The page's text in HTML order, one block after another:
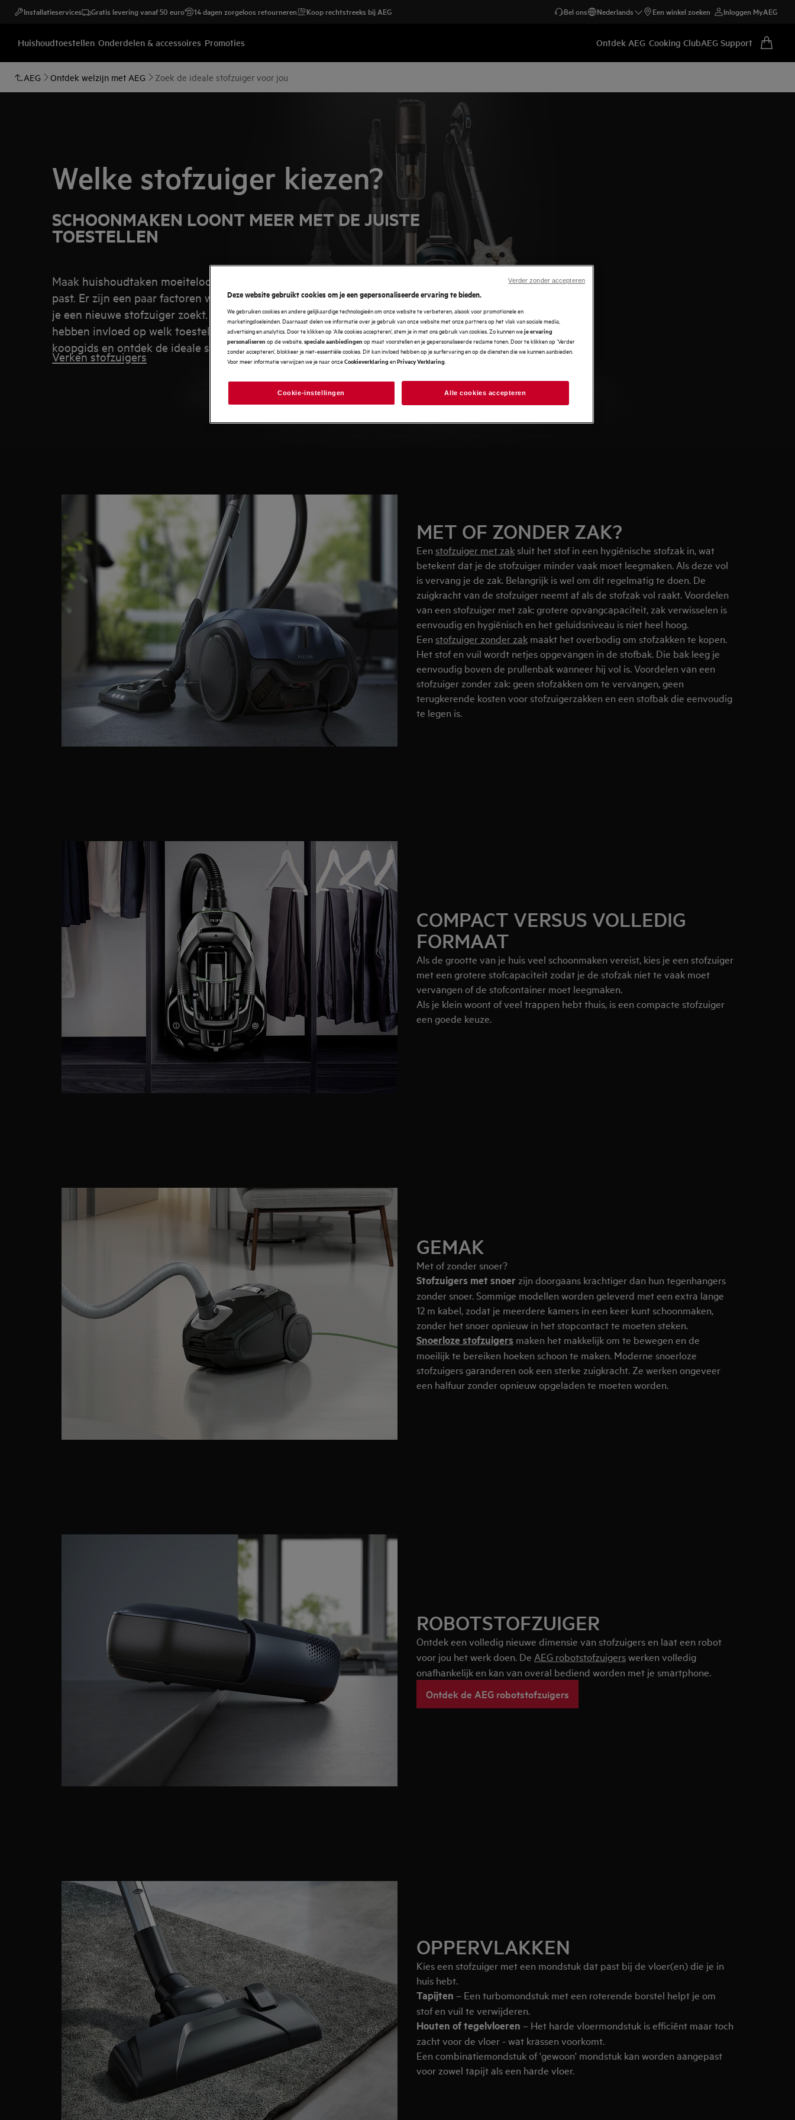
Installatieservices Gratis levering vanaf 50 euro 14 dagen zorgeloos retourneren Koop rechtstreeks bij AEG Bel ons Nederlands Een winkel zoeken Inloggen MyAEG
Huishoudtoestellen Onderdelen & accessoires Promoties Ontdek AEG Cooking ClubAEG Support
AEG Ontdek welzijn met AEG Zoek de ideale stofzuiger voor jou
Welke stofzuiger kiezen?
SCHOONMAKEN LOONT MEER MET DE JUISTE
TOESTELLEN
Maak huishoudtaken moeiteloos met een stofzuiger die bij jouw levensstijl
past. Er zijn een paar factoren waar je rekening moet mee houden wanneer
je een nieuwe stofzuiger zoekt. Kracht, afmeting en speciale functies
hebben invloed op welk toestel je moet kiezen. Volg onze eenvoudige
koopgids en ontdek de ideale stofzuiger voor jou.
Verken stofzuigers
MET OF ZONDER ZAK?
Een stofzuiger met zaksluit het stof in een hygiënische stofzak in, wat
betekent dat je de stofzuiger minder vaak moet leegmaken. Als deze vol
is vervang je de zak. Belangrijk is wel om dit regelmatig te doen. De
zuigkracht van de stofzuiger neemt af als de stofzak vol raakt. Voordelen
van een stofzuiger met zak: grotere opvangcapaciteit, zak verwisselen is
eenvoudig en hygiënisch en het geluidsniveau is niet heel hoog.
Een stofzuiger zonder zak maakt het overbodig om stofzakken te kopen.
Het stof en vuil wordt netjes opgevangen in de stofbak. Die bak leeg je
eenvoudig boven de prullenbak wanneer hij vol is. Voordelen van een
stofzuiger zonder zak: geen stofzakken om te vervangen, geen
terugkerende kosten voor stofzuigerzakken en een stofbak die eenvoudig
te legen is.
COMPACT VERSUS VOLLEDIG
FORMAAT
Als de grootte van je huis veel schoonmaken vereist, kies je een stofzuiger
met een grotere stofcapaciteit zodat je de stofzak niet te vaak moet
vervangen of de stofcontainer moet leegmaken.
Als je klein woont of veel trappen hebt thuis, is een compacte stofzuiger
een goede keuze.
GEMAK
Met of zonder snoer?
Stofzuigers met snoer zijn doorgaans krachtiger dan hun tegenhangers
zonder snoer. Sommige modellen worden geleverd met een extra lange
12 m kabel, zodat je meerdere kamers in een keer kunt schoonmaken,
zonder het snoer opnieuw in het stopcontact te moeten steken.
Snoerloze stofzuigers maken het makkelijk om te bewegen en de
moeilijk te bereiken hoeken schoon te maken. Moderne snoerloze
stofzuigers garanderen ook een sterke zuigkracht. Ze werken ongeveer
een halfuur zonder opnieuw opgeladen te moeten worden.
ROBOTSTOFZUIGER
Ontdek een volledig nieuwe dimensie van stofzuigers en laat een robot
voor jou het werk doen. De AEG robotstofzuigerswerken volledig
onafhankelijk en kan van overal bediend worden met je smartphone.
Ontdek de AEG robotstofzuigers
OPPERVLAKKEN
Kies een stofzuiger met een mondstuk dat past bij de vloer(en) die je in
huis hebt.
Tapijten – Een turbomondstuk met een roterende borstel helpt je om
stof en vuil te verwijderen.
Houten of tegelvloeren – Het harde vloermondstuk is efficiënt maar toch
zacht voor de vloer - wat krassen voorkomt.
Een combinatiemondstuk of 'gewoon' mondstuk kan worden aangepast
voor zowel tapijt als een harde vloer.
Deze website gebruikt cookies om je een gepersonaliseerde ervaring te bieden.
We gebruiken cookies en andere gelijkaardige technologieën om onze website te verbeteren, alsook voor promotionele en
marketingdoeleinden. Daarnaast delen we informatie over je gebruik van onze website met onze partners op het vlak van sociale media,
advertising en analytics. Door te klikken op ‘Alle cookies accepteren’, stem je in met ons gebruik van cookies. Zo kunnen weje ervaring
personaliseren op de website, speciale aanbiedingen op maat voorstellen en je gepersonaliseerde reclame tonen. Door te klikken op ‘Verder
zonder accepteren’, blokkeer je niet-essentiële cookies. Dit kan invloed hebben op je surfervaring en op de diensten die we kunnen aanbieden.
Voor meer informatie verwijzen we je naar onzeCookieverklaring enPrivacy Verklaring
Cookie-instellingen Alle cookies accepteren
Verder zonder accepteren